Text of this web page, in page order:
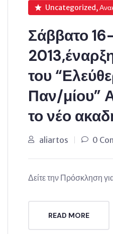
Uncategorized,
Σάββατο
του
Παν/μίου”
το νέο
aliartos 0
Δείτε την Πρόσκληση
READ MORE